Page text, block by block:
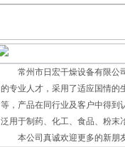
常州市日宏干燥设备有限公
的专业人才，采用了适应国情的
等，产品在同行业及客户中得到
泛用于制药、化工、食品、粉末
本公司真诚欢迎更多的新朋